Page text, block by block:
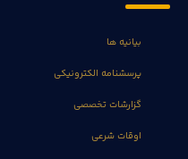
بیانیه ها
پرسشنامه الکترونیکی
گزارشات تخصصی
اوقات شرعی